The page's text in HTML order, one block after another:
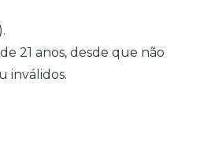
21 anos, desde que não
inválidos.